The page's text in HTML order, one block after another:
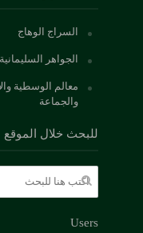
السراج الوهاج
الجواهر السليمانية
معالم الوسطية
والجماعة
للبحث خلال الموقع
Users